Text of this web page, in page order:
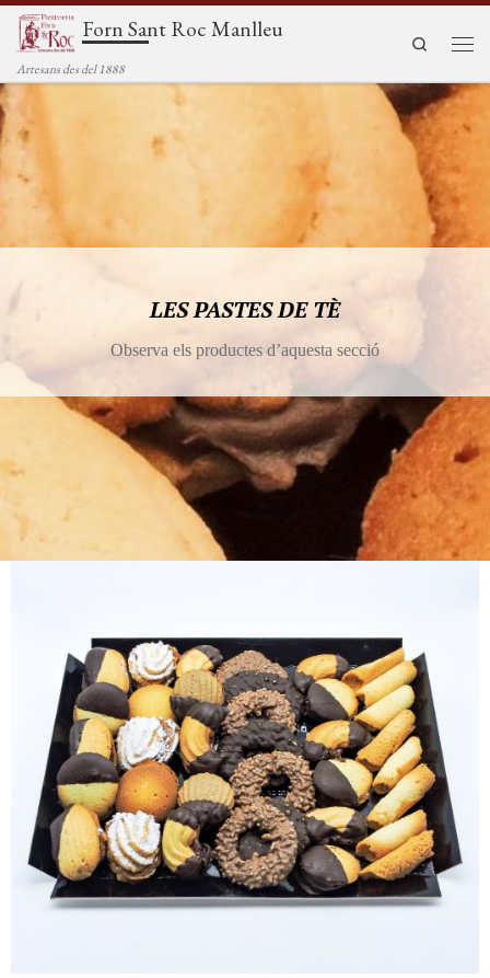
Saltar al contenidoForn Sant Roc Manlleu
Artesans des del 1888
Search
LES PASTES DE TÈ
Observa els productes d’aquesta secció